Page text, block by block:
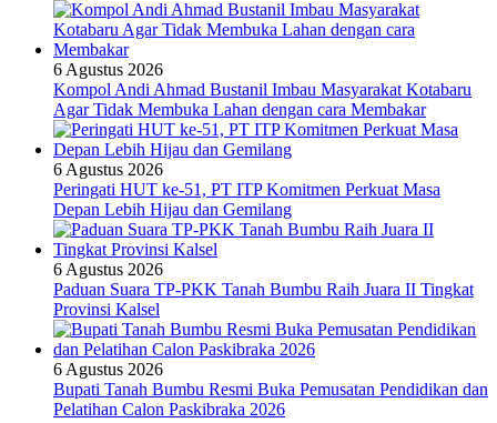
6 Agustus 2026
Kompol Andi Ahmad Bustanil Imbau Masyarakat Kotabaru
Agar Tidak Membuka Lahan dengan cara Membakar
6 Agustus 2026
Peringati HUT ke-51, PT ITP Komitmen Perkuat Masa
Depan Lebih Hijau dan Gemilang
6 Agustus 2026
Paduan Suara TP-PKK Tanah Bumbu Raih Juara II Tingkat
Provinsi Kalsel
6 Agustus 2026
Bupati Tanah Bumbu Resmi Buka Pemusatan Pendidikan dan
Pelatihan Calon Paskibraka 2026